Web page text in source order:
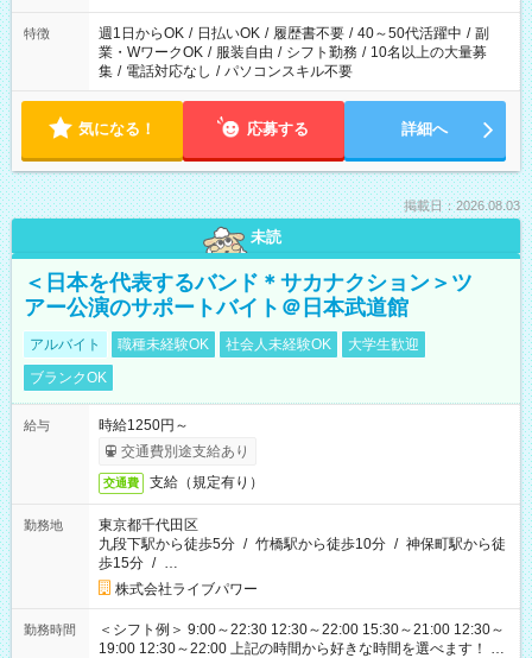
特徴 週1日からOK / 日払いOK / 履歴書不要 / 40～50代活躍中 / 副
業・WワークOK / 服装自由 / シフト勤務 / 10名以上の大量募
集 / 電話対応なし / パソコンスキル不要
気になる！ 応募する 詳細へ
掲載日：2026.08.03
未読
＜日本を代表するバンド＊サカナクション＞ツ
アー公演のサポートバイト＠日本武道館
アルバイト 職種未経験OK 社会人未経験OK
大学生歓迎
ブランクOK
給与
時給1250円～
交通費別途支給あり
交通費 支給（規定有り）
勤務地
東京都千代田区
九段下駅から徒歩5分 / 竹橋駅から徒歩10分 / 神保町駅から徒
歩15分 / …
株式会社ライブパワー
勤務時間
＜シフト例＞ 9:00～22:30 12:30～22:00 15:30～21:00 12:30～
19:00 12:30～22:00 上記の時間から好きな時間を選べます！ ※